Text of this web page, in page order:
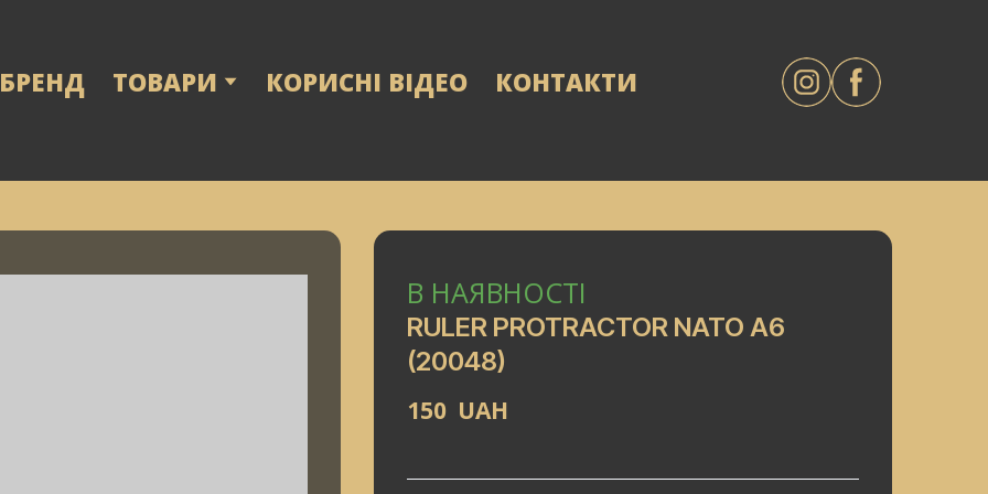
ТОВАРИ КОРИСНІ ВІДЕО КОНТАКТИ
В НАЯВНОСТІ
RULER PROTRACTOR NATO A6
(20048)
150  UAH